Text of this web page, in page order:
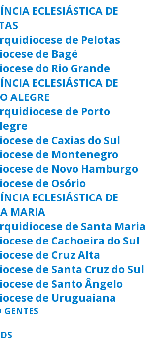
ECLESIÁSTICA DE
de Pelotas
de Bagé
do Rio Grande
ECLESIÁSTICA DE
ALEGRE
de Porto
de Caxias do Sul
de Montenegro
de Novo Hamburgo
de Osório
ECLESIÁSTICA DE
MARIA
de Santa Maria
de Cachoeira do Sul
de Cruz Alta
de Santa Cruz do Sul
de Santo Ângelo
de Uruguaiana
GENTES